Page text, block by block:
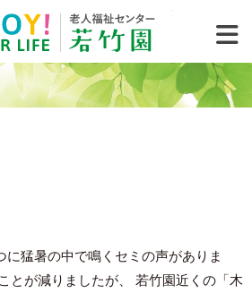
老人福祉セ
に猛暑の中で鳴くセミの声がありま
とが減りましたが、 若竹園近くの「木